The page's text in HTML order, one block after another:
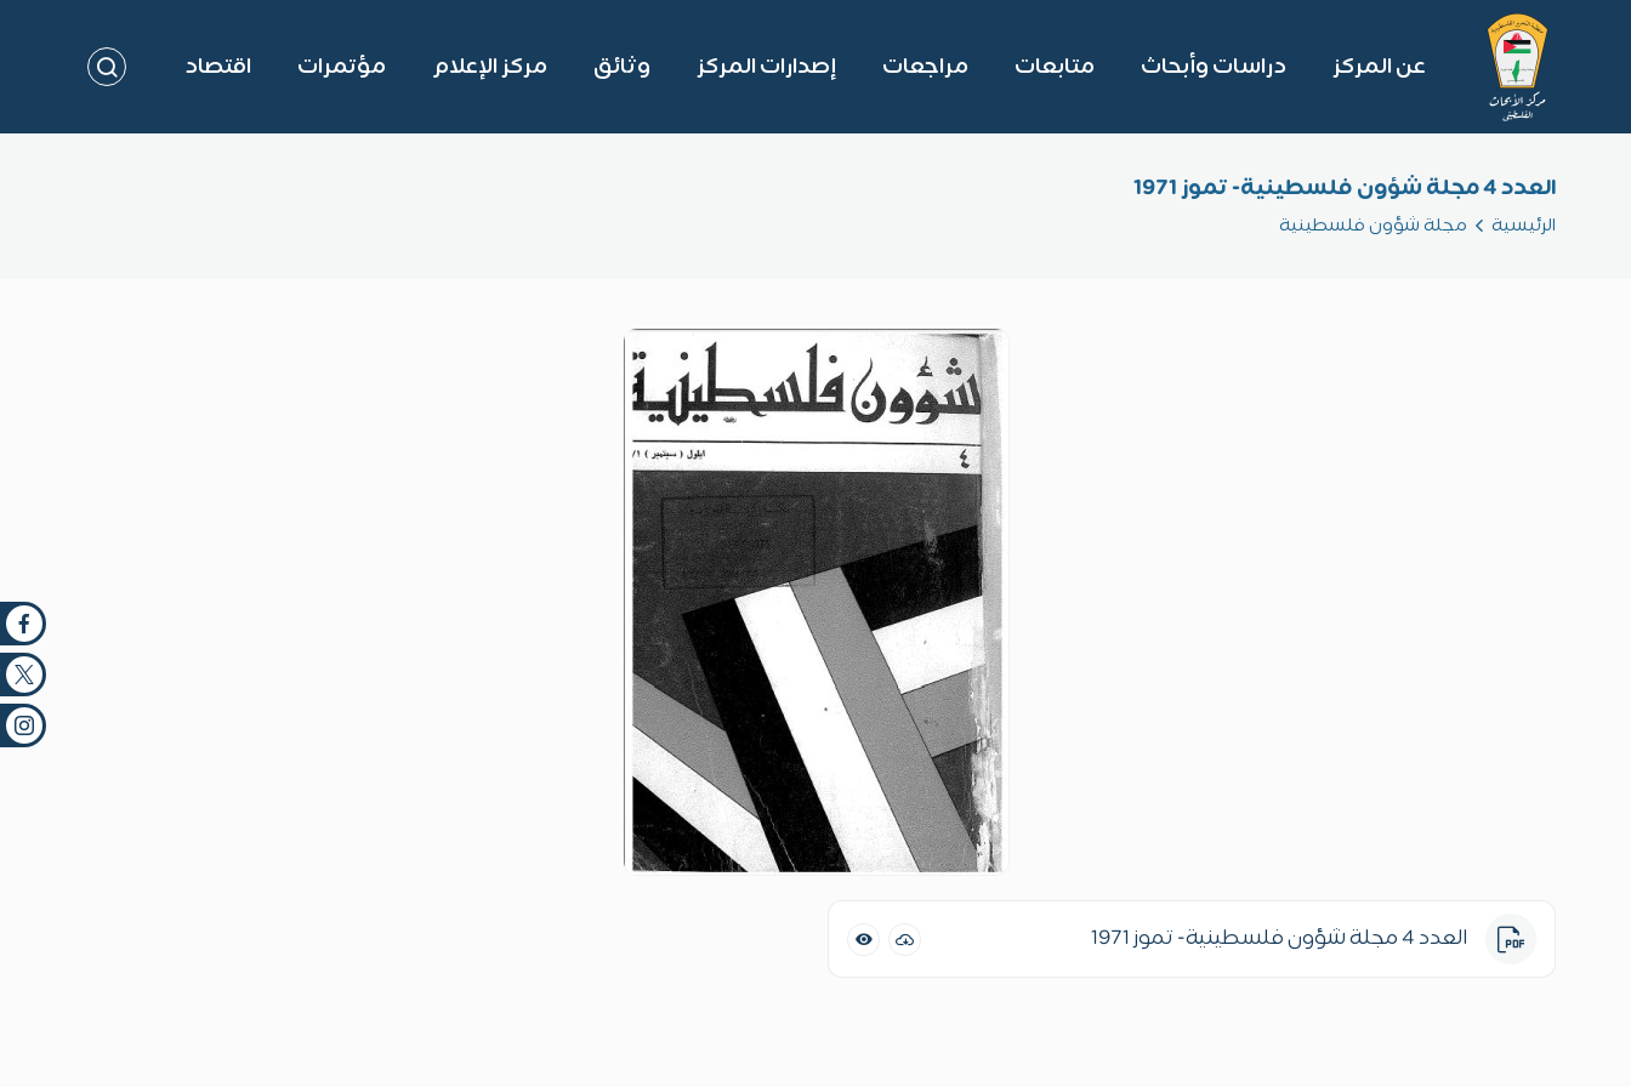
عن المركز دراسات وأبحاث متابعات مراجعات إصدارات المركز وثائق مركز الإعلام مؤتمرات اقتصاد
العدد 4 مجلة شؤون فلسطينية- تموز 1971
الرئيسية مجلة شؤون فلسطينية
العدد 4 مجلة شؤون فلسطينية- تموز 1971